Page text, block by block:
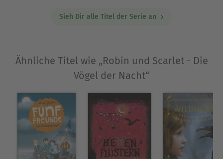
Sieh Dir alle Titel der Serie an
Ähnliche Titel wie „Robin und Scarlet - Die
Vögel der Nacht“